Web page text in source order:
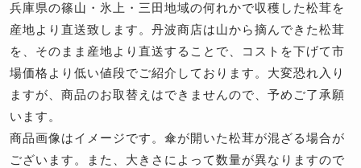
兵庫県の篠山・氷上・三田地域の何れかで収穫した松茸を
産地より直送致します。丹波商店は山から摘んできた松茸
を、そのまま産地より直送することで、コストを下げて市
場価格より低い値段でご紹介しております。大変恐れ入り
ますが、商品のお取替えはできませんので、予めご了承願
います。
商品画像はイメージです。傘が開いた松茸が混ざる場合が
ございます。また、大きさによって数量が異なりますので